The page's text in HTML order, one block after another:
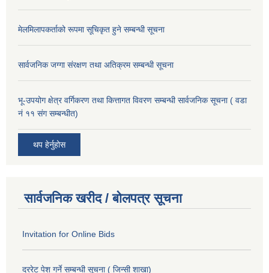
मेलमिलापकर्ताको रूपमा सूचिकृत हुने सम्बन्धी सूचना
सार्वजनिक जग्गा संरक्षण तथा अतिक्रम सम्बन्धी सूचना
भू-उपयोग क्षेत्र वर्गिकरण तथा कित्तागत विवरण सम्बन्धी सार्वजनिक सूचना ( वडा
नं ११ संग सम्बन्धीत)
थप हेर्नुहोस
सार्वजनिक खरीद / बोलपत्र सूचना
Invitation for Online Bids
दररेट पेश गर्ने सम्बन्धी सूचना ( जिन्सी शाखा)